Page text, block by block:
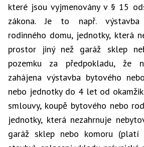
které jsou vyjmenovány v § 15
zákona. Je to např. výstavba
rodinného domu, jednotky, která
prostor jiný než garáž sklep
pozemku za předpokladu, že
zahájena výstavba bytového
nebo jednotky do 4 let od
smlouvy, koupě bytového nebo
jednotky, která nezahrnuje
garáž sklep nebo komoru (platí